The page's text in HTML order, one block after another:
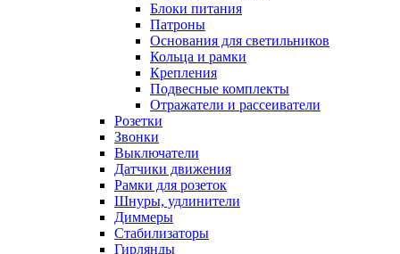
Блоки питания
Патроны
Основания для светильников
Кольца и рамки
Крепления
Подвесные комплекты
Отражатели и рассеиватели
Розетки
Звонки
Выключатели
Датчики движения
Рамки для розеток
Шнуры, удлинители
Диммеры
Стабилизаторы
Гирлянды